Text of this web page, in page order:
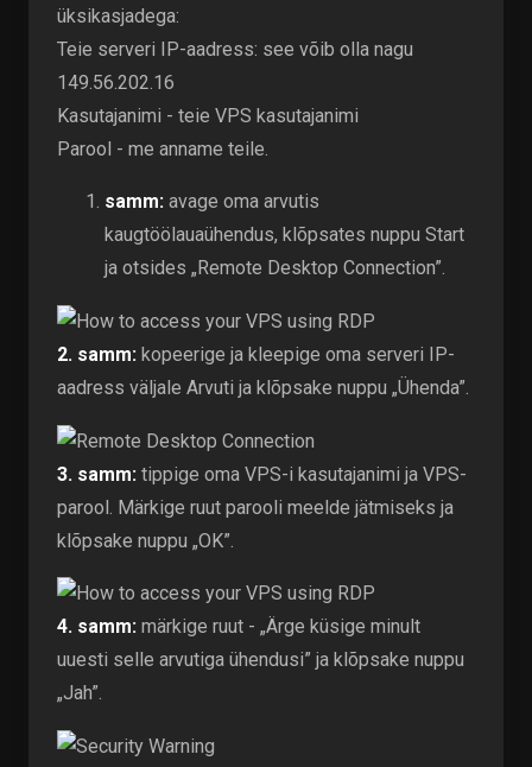
üksikasjadega:
Teie serveri IP-aadress: see võib olla nagu
149.56.202.16
Kasutajanimi - teie VPS kasutajanimi
Parool - me anname teile.
samm: avage oma arvutis
kaugtöölauaühendus, klõpsates nuppu Start
ja otsides „Remote Desktop Connection”.
2. samm: kopeerige ja kleepige oma serveri IP-
aadress väljale Arvuti ja klõpsake nuppu „Ühenda”.
3. samm: tippige oma VPS-i kasutajanimi ja VPS-
parool. Märkige ruut parooli meelde jätmiseks ja
klõpsake nuppu „OK”.
4. samm: märkige ruut - „Ärge küsige minult
uuesti selle arvutiga ühendusi” ja klõpsake nuppu
„Jah”.